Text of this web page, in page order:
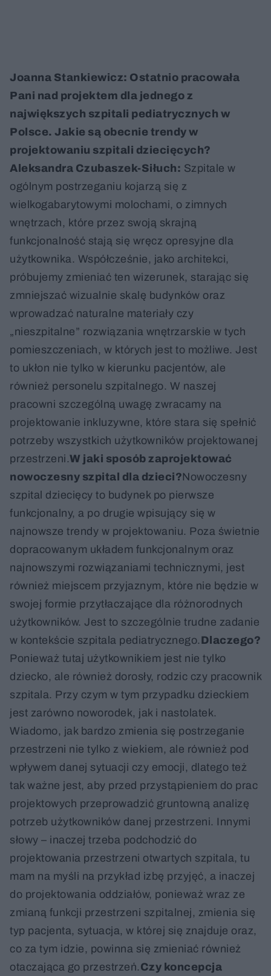
Joanna Stankiewicz: Ostatnio pracowała
Pani nad projektem dla jednego z
największych szpitali pediatrycznych w
Polsce. Jakie są obecnie trendy w
projektowaniu szpitali dziecięcych?
Aleksandra Czubaszek-Siłuch: Szpitale w
ogólnym postrzeganiu kojarzą się z
wielkogabarytowymi molochami, o zimnych
wnętrzach, które przez swoją skrajną
funkcjonalność stają się wręcz opresyjne dla
użytkownika. Współcześnie, jako architekci,
próbujemy zmieniać ten wizerunek, starając się
zmniejszać wizualnie skalę budynków oraz
wprowadzać naturalne materiały czy
„nieszpitalne” rozwiązania wnętrzarskie w tych
pomieszczeniach, w których jest to możliwe. Jest
to ukłon nie tylko w kierunku pacjentów, ale
również personelu szpitalnego. W naszej
pracowni szczególną uwagę zwracamy na
projektowanie inkluzywne, które stara się spełnić
potrzeby wszystkich użytkowników projektowanej
przestrzeni.W jaki sposób zaprojektować
nowoczesny szpital dla dzieci?Nowoczesny
szpital dziecięcy to budynek po pierwsze
funkcjonalny, a po drugie wpisujący się w
najnowsze trendy w projektowaniu. Poza świetnie
dopracowanym układem funkcjonalnym oraz
najnowszymi rozwiązaniami technicznymi, jest
również miejscem przyjaznym, które nie będzie w
swojej formie przytłaczające dla różnorodnych
użytkowników. Jest to szczególnie trudne zadanie
w kontekście szpitala pediatrycznego. Dlaczego?
Ponieważ tutaj użytkownikiem jest nie tylko
dziecko, ale również dorosły, rodzic czy pracownik
szpitala. Przy czym w tym przypadku dzieckiem
jest zarówno noworodek, jak i nastolatek.
Wiadomo, jak bardzo zmienia się postrzeganie
przestrzeni nie tylko z wiekiem, ale również pod
wpływem danej sytuacji czy emocji, dlatego też
tak ważne jest, aby przed przystąpieniem do prac
projektowych przeprowadzić gruntowną analizę
potrzeb użytkowników danej przestrzeni. Innymi
słowy – inaczej trzeba podchodzić do
projektowania przestrzeni otwartych szpitala, tu
mam na myśli na przykład izbę przyjęć, a inaczej
do projektowania oddziałów, ponieważ wraz ze
zmianą funkcji przestrzeni szpitalnej, zmienia się
typ pacjenta, sytuacja, w której się znajduje oraz,
co za tym idzie, powinna się zmieniać również
otaczająca go przestrzeń. Czy koncepcja